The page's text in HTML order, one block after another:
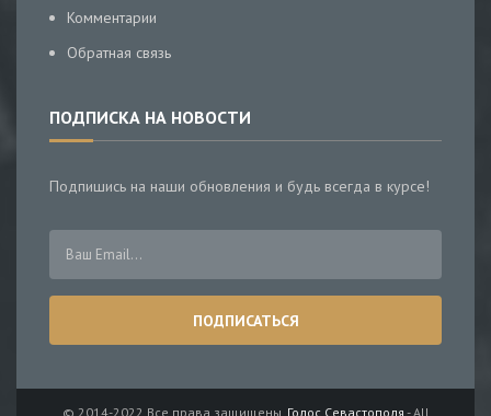
Комментарии
Обратная связь
ПОДПИСКА НА НОВОСТИ
Подпишись на наши обновления и будь всегда в курсе!
© 2014-2022 Все права защищены. Голос Севастополя - All